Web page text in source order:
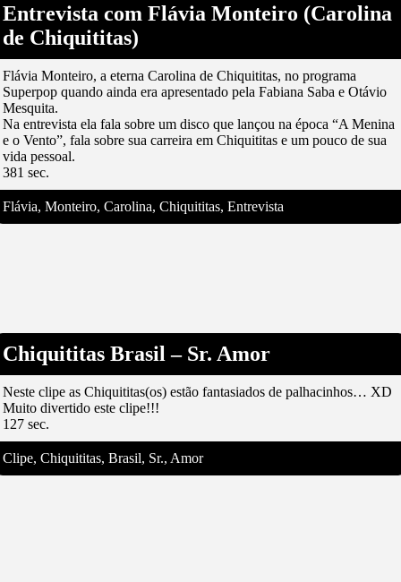
Entrevista com Flávia Monteiro (Carolina
de Chiquititas)
Flávia Monteiro, a eterna Carolina de Chiquititas, no programa
Superpop quando ainda era apresentado pela Fabiana Saba e Otávio
Mesquita.
Na entrevista ela fala sobre um disco que lançou na época “A Menina
e o Vento”, fala sobre sua carreira em Chiquititas e um pouco de sua
vida pessoal.
381 sec.
Flávia, Monteiro, Carolina, Chiquititas, Entrevista
Chiquititas Brasil – Sr. Amor
Neste clipe as Chiquititas(os) estão fantasiados de palhacinhos… XD
Muito divertido este clipe!!!
127 sec.
Clipe, Chiquititas, Brasil, Sr., Amor